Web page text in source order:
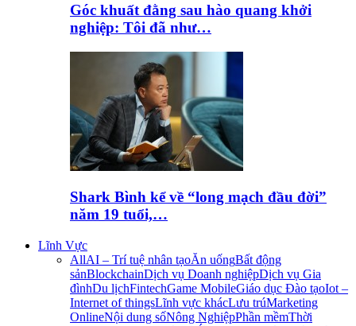
Góc khuất đằng sau hào quang khởi
nghiệp: Tôi đã như…
Shark Bình kể về “long mạch đầu đời”
năm 19 tuổi,…
Lĩnh Vực
AllAI – Trí tuệ nhân tạoĂn uốngBất động
sảnBlockchainDịch vụ Doanh nghiệpDịch vụ Gia
đìnhDu lịchFintechGame MobileGiáo dục Đào tạoIot –
Internet of thingsLĩnh vực khácLưu trúMarketing
OnlineNội dung sốNông NghiệpPhần mềmThời